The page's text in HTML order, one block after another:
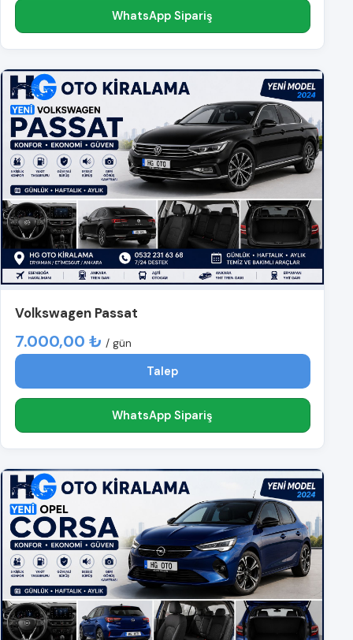
WhatsApp Sipariş
Volkswagen Passat
7.000,00 ₺ / gün
Talep
WhatsApp Sipariş